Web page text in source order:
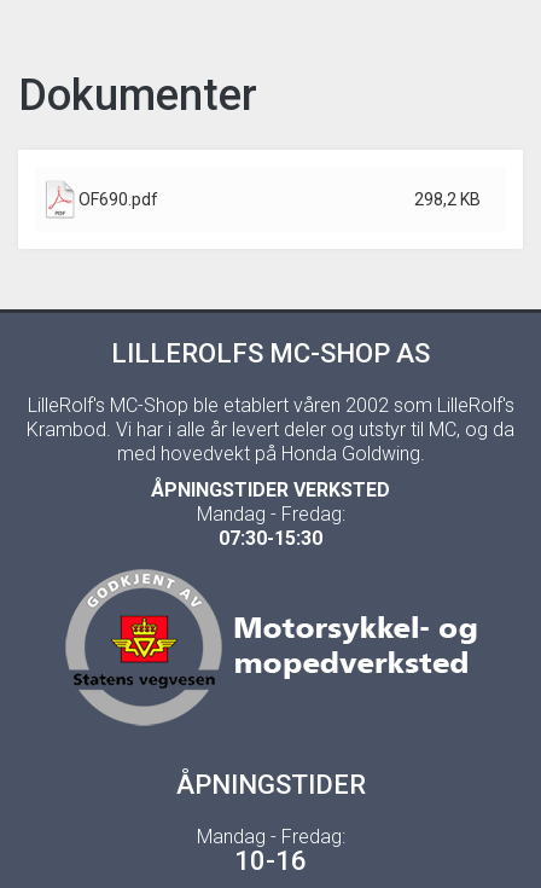
Dokumenter
OF690.pdf 298,2 KB
LILLEROLFS MC-SHOP AS
LilleRolf's MC-Shop ble etablert våren 2002 som LilleRolf's
Krambod. Vi har i alle år levert deler og utstyr til MC, og da
med hovedvekt på Honda Goldwing.
ÅPNINGSTIDER VERKSTED
Mandag - Fredag:
07:30-15:30
ÅPNINGSTIDER
Mandag - Fredag:
10-16